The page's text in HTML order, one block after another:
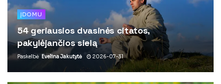
ĮDOMU
54 geriausios dvasinės citatos,
pakylėjančios sielą
Paskelbė Evelina Jakutytė 2026-07-31